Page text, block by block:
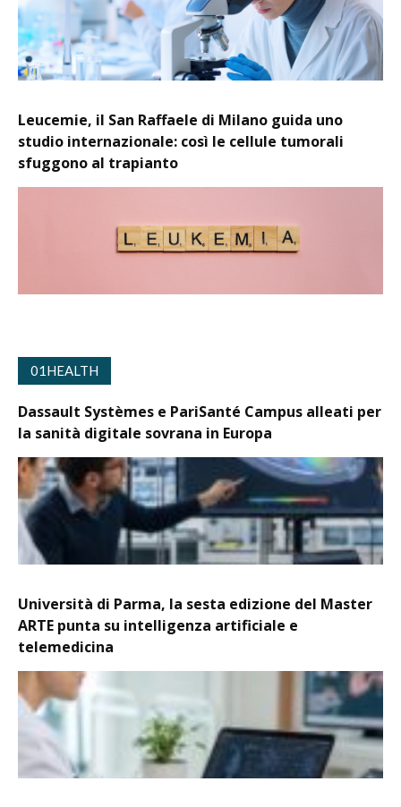
Leucemie, il San Raffaele di Milano guida uno
studio internazionale: così le cellule tumorali
sfuggono al trapianto
01HEALTH
Dassault Systèmes e PariSanté Campus alleati per
la sanità digitale sovrana in Europa
Università di Parma, la sesta edizione del Master
ARTE punta su intelligenza artificiale e
telemedicina